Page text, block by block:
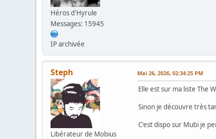
Héros d'Hyrule
Messages: 15945
IP archivée
Steph
Libérateur de Mobius
Mai 26, 2026, 02:34:25 PM
Elle est sur ma liste The
Sinon je découvre très
C'est dispo sur Mubi je